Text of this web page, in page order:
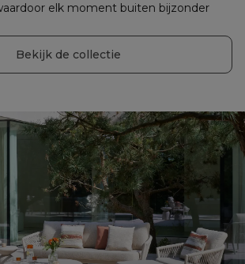
elk moment buiten bijzonder
Bekijk de collectie